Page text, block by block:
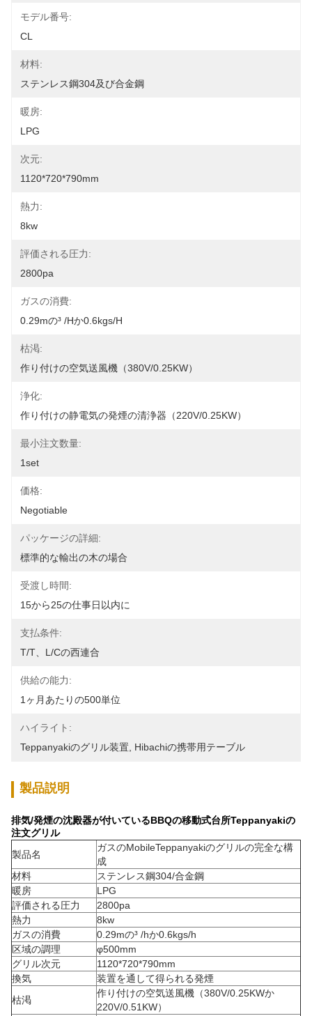
モデル番号:
CL
材料:
ステンレス鋼304及び合金鋼
暖房:
LPG
次元:
1120*720*790mm
熱力:
8kw
評価される圧力:
2800pa
ガスの消費:
0.29mの³ /hか0.6kgs/h
枯渇:
作り付けの空気送風機（380V/0.25KW）
浄化:
作り付けの静電気の発煙の清浄器（220V/0.25KW）
最小注文数量:
1set
価格:
Negotiable
パッケージの詳細:
標準的な輸出の木の場合
受渡し時間:
15から25の仕事日以内に
支払条件:
T/T、L/Cの西連合
供給の能力:
1ヶ月あたりの500単位
ハイライト:
Teppanyakiのグリル装置 Hibachiの携帯用テーブル
製品説明
排気/発煙の沈殿器が付いているBBQの移動式台所Teppanyakiの
注文グリル
製品名
ガスのMobileTeppanyakiのグリルの完全な構
成
材料
ステンレス鋼304/合金鋼
暖房
LPG
評価される圧力
2800pa
熱力
8kw
ガスの消費
0.29mの³ /hか0.6kgs/h
区域の調理
φ500mm
グリル次元
1120*720*790mm
換気
装置を通して得られる発煙
枯渇
作り付けの空気送風機（380V/0.25KWか
220V/0.51KW）